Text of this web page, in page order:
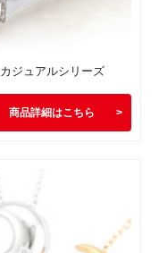
カジュアルシリーズ
商品詳細はこちら